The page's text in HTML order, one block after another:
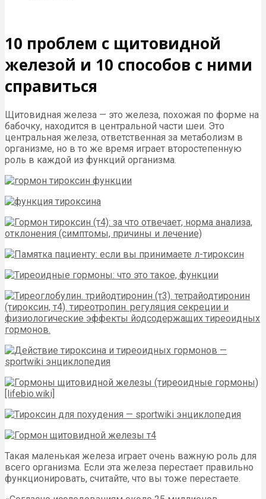
10 проблем с щитовидной
железой и 10 способов с ними
справиться
Щитовидная железа — это железа, похожая по форме на
бабочку, находится в центральной части шеи. Это
центральная железа, ответственная за метаболизм в
организме, но в то же время играет второстепенную
роль в каждой из функций организма.
Такая маленькая железа играет очень важную роль для
всего организма. Если эта железа перестает правильно
функционировать, считайте, что вы тоже перестаете.